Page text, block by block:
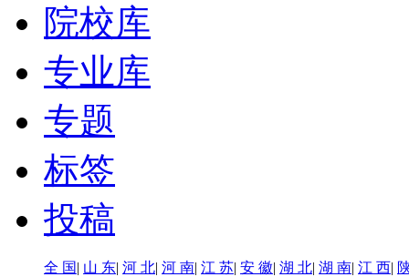
院校库
专业库
专题
标签
投稿
全 国| 山 东| 河 北| 河 南| 江 苏| 安 徽| 湖 北| 湖 南| 江 西|